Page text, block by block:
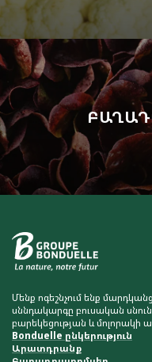
Մենք ոգեշնչում ենք
սննդակարգը բուսական
բարեկեցության և մոլորակի
Bonduelle ընկերություն
Արատդրանք